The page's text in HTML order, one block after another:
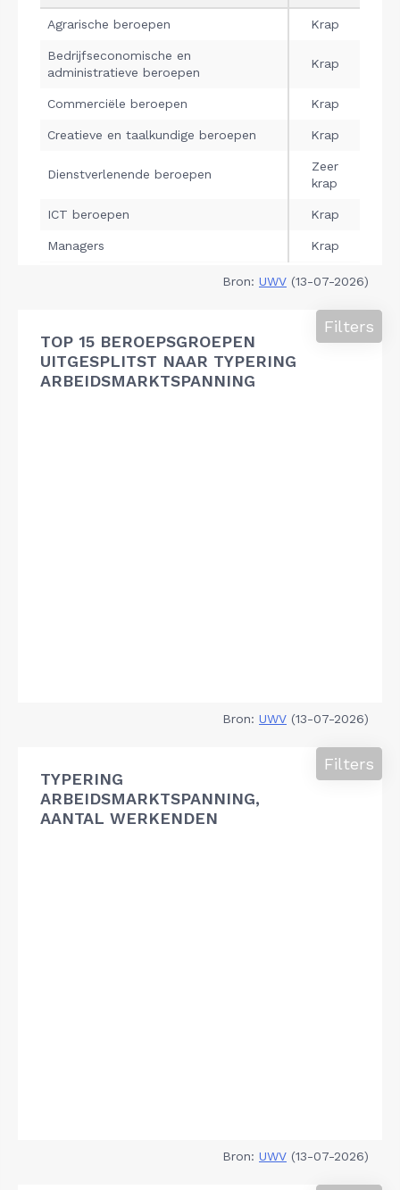
Bron: UWV (13-07-2026)
TOP 15 BEROEPSGROEPEN
UITGESPLITST NAAR TYPERING
ARBEIDSMARKTSPANNING
Filters
Bron: UWV (13-07-2026)
TYPERING
ARBEIDSMARKTSPANNING,
AANTAL WERKENDEN
Filters
Bron: UWV (13-07-2026)